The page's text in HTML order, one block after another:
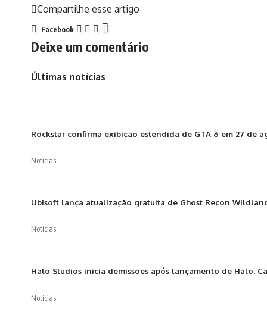
Compartilhe esse artigo
Facebook
Deixe um comentário
Últimas notícias
Rockstar confirma exibição estendida de GTA 6 em 27 de
Notícias
Ubisoft lança atualização gratuita de Ghost Recon
Notícias
Halo Studios inicia demissões após lançamento de Halo:
Notícias